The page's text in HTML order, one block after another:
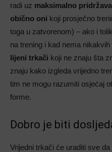
radi uz maksimalno
obično oni koji prosječno
toga u zatvorenom) – ako i
na trening i kad nema
lijeni trkači koji ne znaju šta
znaju kako izgleda vrijedno
tim ne mogu razumiti osjećaj
forme.
Dobro je biti
Vrijedni trkači će uraditi sve